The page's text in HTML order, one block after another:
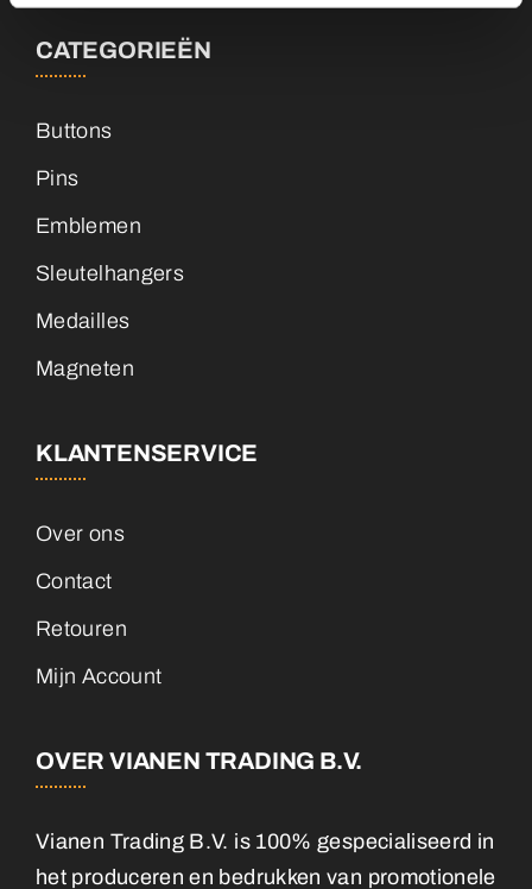
CATEGORIEËN
Buttons
Pins
Emblemen
Sleutelhangers
Medailles
Magneten
KLANTENSERVICE
Over ons
Contact
Retouren
Mijn Account
OVER VIANEN TRADING B.V.
Vianen Trading B.V. is 100% gespecialiseerd in
het produceren en bedrukken van promotionele